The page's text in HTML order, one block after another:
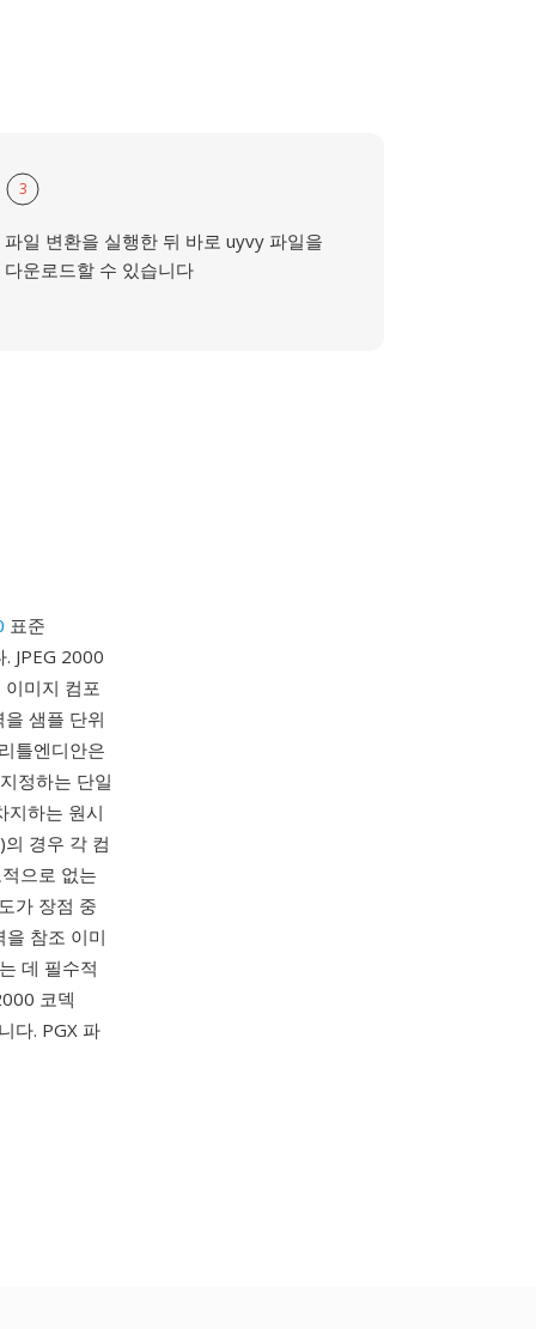
3
파일 변환을 실행한 뒤 바로 uyvy 파일을
다운로드할 수 있습니다
표준
JPEG 2000
미지 컴포
샘플 단위
틀엔디안은
정하는 단일
지하는 원시
경우 각 컴
으로 없는
가 장점 중
참조 이미
데 필수적
코덱
다. PGX 파